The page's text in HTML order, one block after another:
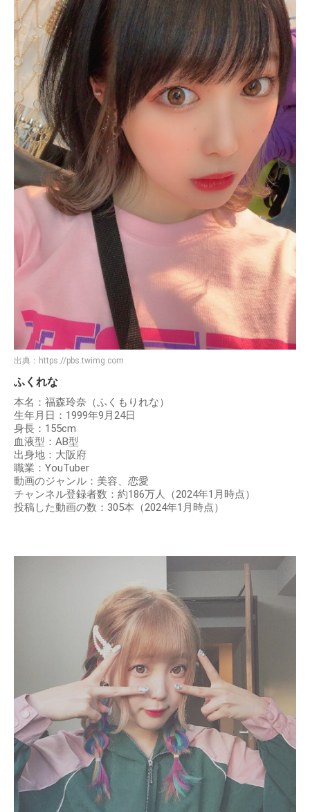
出典： https://pbs.twimg.com
ふくれな
本名：福森玲奈（ふくもりれな）
生年月日：1999年9月24日
身長：155cm
血液型：AB型
出身地：大阪府
職業：YouTuber
動画のジャンル：美容、恋愛
チャンネル登録者数：約186万人（2024年1月時点）
投稿した動画の数：305本（2024年1月時点）